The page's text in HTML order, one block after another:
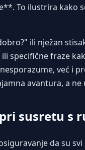
To ilustrira kako
ili nježan
specifične fraze
već i
avantura, a
susretu s
da su